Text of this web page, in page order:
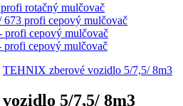
rotačný mulčovač
673 profi cepový mulčovač
profi cepový mulčovač
profi cepový mulčovač
TEHNIX zberové vozidlo 5/7,5/ 8m3
5/7,5/ 8m3